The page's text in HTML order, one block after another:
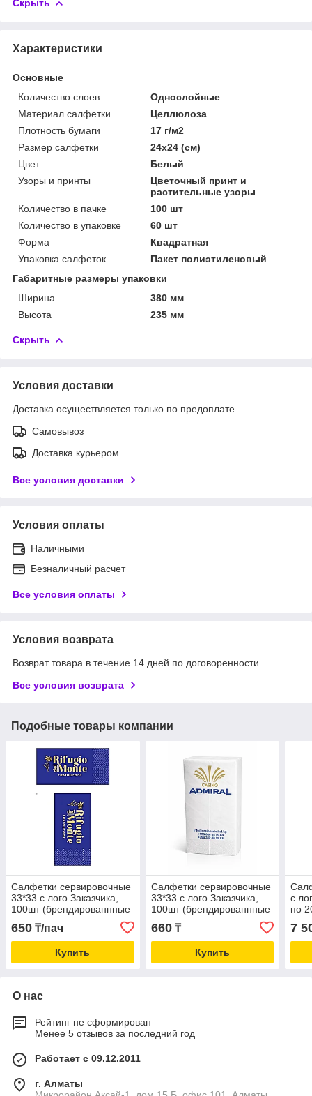
Скрыть
Характеристики
Основные
Количество слоев
Однослойные
Материал салфетки
Целлюлоза
Плотность бумаги
17 г/м2
Размер салфетки
24х24 (см)
Цвет
Белый
Узоры и принты
Цветочный принт и
растительные узоры
Количество в пачке
100 шт
Количество в упаковке
60 шт
Форма
Квадратная
Упаковка салфеток
Пакет полиэтиленовый
Габаритные размеры упаковки
Ширина
380 мм
Высота
235 мм
Скрыть
Условия доставки
Доставка осуществляется только по предоплате.
Самовывоз
Доставка курьером
Все условия доставки
Условия оплаты
Наличными
Безналичный расчет
Все условия оплаты
Условия возврата
Возврат товара в течение 14 дней по договоренности
Все условия возврата
Подобные товары компании
Салфетки сервировочные
33*33 с лого Заказчика,
100шт (брендированнные
салфетки премиум
качества)
650 ₸/пач
Купить
Салфетки сервировочные
33*33 с лого Заказчика,
100шт (брендированнные
салфетки премиум
качества)
660₸
Купить
с
по
7
О нас
Рейтинг не сформирован
Менее 5 отзывов за последний год
Работает с 09.12.2011
г. Алматы